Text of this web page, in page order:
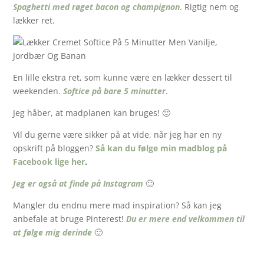
Spaghetti med røget bacon og champignon. Rigtig nem og
lækker ret.
En lille ekstra ret, som kunne være en lækker dessert til
weekenden.Softice på bare 5 minutter.
Jeg håber, at madplanen kan bruges! 🙂
Vil du gerne være sikker på at vide, når jeg har en ny
opskrift på bloggen?Så kan du følge min madblog på
Facebook lige her.
Jeg er også at finde på Instagram 🙂
Mangler du endnu mere mad inspiration? Så kan jeg
anbefale at bruge Pinterest!Du er mere end velkommen til
at følge mig derinde 🙂